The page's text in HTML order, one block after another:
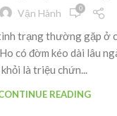
Vận Hành 0
trạng thường gặp ở
có đờm kéo dài lâu
khỏi là triệu chứn...
READING